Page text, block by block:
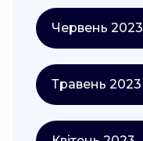
Червень 2023
Травень 2023